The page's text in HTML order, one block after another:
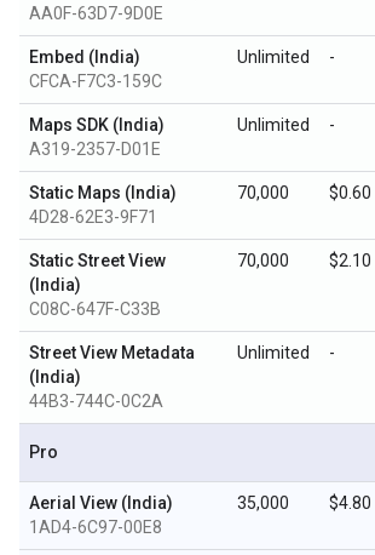
AA0F-63D7-9D0E
Embed (India)
CFCA-F7C3-159C
Unlimited -
Maps SDK (India)
A319-2357-D01E
Unlimited -
Static Maps (India)
4D28-62E3-9F71
70,000 $0.60
Static Street View
(India)
C08C-647F-C33B
70,000 $2.10
Street View Metadata
(India)
44B3-744C-0C2A
Unlimited -
Pro
Aerial View (India)
1AD4-6C97-00E8
35,000 $4.80